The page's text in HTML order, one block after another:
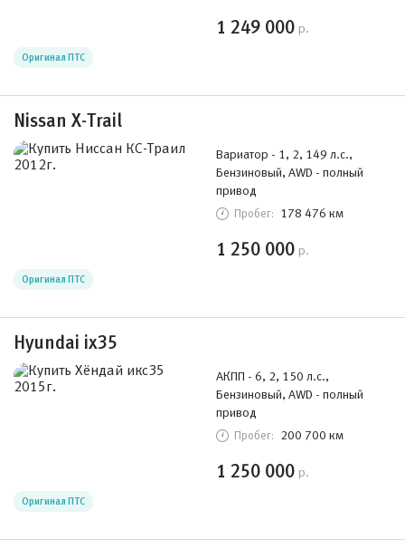
1 249 000 р.
Оригинал ПТС
Nissan X-Trail
Вариатор - 1, 2, 149 л.с.,
Бензиновый, AWD - полный
привод
Пробег: 178 476 км
1 250 000 р.
Оригинал ПТС
Hyundai ix35
АКПП - 6, 2, 150 л.с.,
Бензиновый, AWD - полный
привод
Пробег: 200 700 км
1 250 000 р.
Оригинал ПТС